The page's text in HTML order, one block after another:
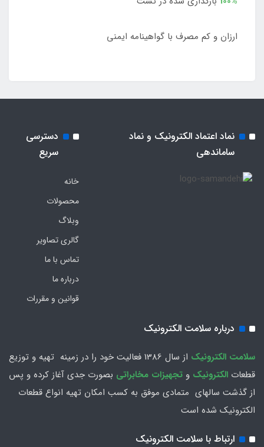
ارزان و کم مصرف با گواهینامه ایمنی
نماد اعتماد الکترونیک و نماد
ساماندهی
دسترسی
سریع
خانه
محصولات
وبلاگ
گالری تصاویر
تماس با ما
درباره ما
قوانین و مقررات
درباره سلامت الکترونیک
سلامت الكترونيك
از سال 1386 فعاليت خود را در زمينه تهيه و توزیع
قطعات الکترونیک و تجهیزات مخابراتی بصورت جدي آغاز كرده و پس
از گذشت سالهاي متمادي موفق به کسب امکان تهیه انواع قطعات
الکترونیک شده است
ارتباط با سلامت الکترونیک